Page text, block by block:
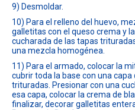
9) Desmoldar.
10) Para el relleno del huevo,
galletitas con el queso crema y
cucharada de las tapas
una mezcla homogénea.
11) Para el armado, colocar la
cubrir toda la base con una
trituradas. Presionar con una
esa capa, colocar la crema de
finalizar, decorar galletitas